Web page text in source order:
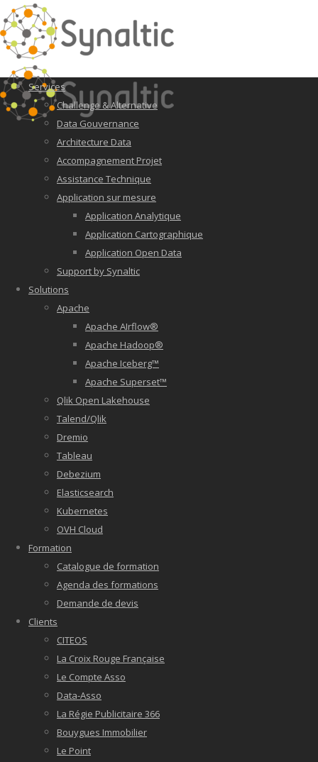
Services
Challenge & Alternative
Data Gouvernance
Architecture Data
Accompagnement Projet
Assistance Technique
Application sur mesure
Application Analytique
Application Cartographique
Application Open Data
Support by Synaltic
Solutions
Apache
Apache AIrflow®
Apache Hadoop®
Apache Iceberg™
Apache Superset™
Qlik Open Lakehouse
Talend/Qlik
Dremio
Tableau
Debezium
Elasticsearch
Kubernetes
OVH Cloud
Formation
Catalogue de formation
Agenda des formations
Demande de devis
Clients
CITEOS
La Croix Rouge Française
Le Compte Asso
Data-Asso
La Régie Publicitaire 366
Bouygues Immobilier
Le Point